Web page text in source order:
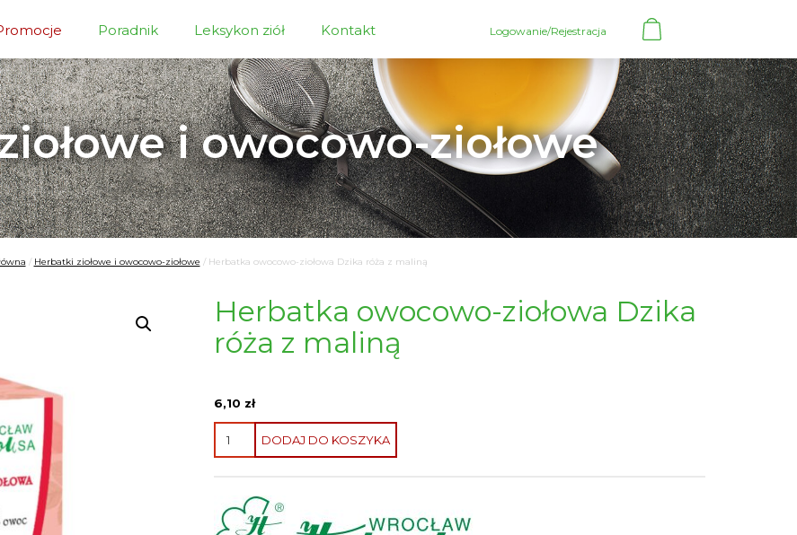
Poradnik Leksykon ziół Kontakt Logowanie/Rejestracja
i owocowo-ziołowe
/ Herbatki ziołowe i owocowo-ziołowe / Herbatka owocowo-ziołowa Dzika róża z maliną
Herbatka owocowo-ziołowa Dzika
róża z maliną
6,10 zł
Herbatka
Dzika
róża
DODAJ DO KOSZYKA